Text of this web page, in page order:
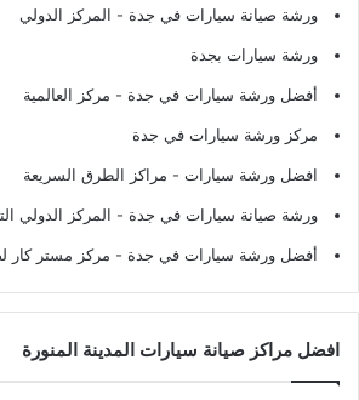
ورشة صيانة سيارات في جدة - المركز الدولي
ورشة سيارات بجدة
أفضل ورشة سيارات في جدة - مركز العالمية
مركز ورشة سيارات في جدة
افضل ورشة سيارات - مراكز الطرق السريعة
ورشة صيانة سيارات في جدة - المركز الدولي
أفضل ورشة سيارات في جدة - مركز مستر كار
افضل مراكز صيانة سيارات المدينة المنورة